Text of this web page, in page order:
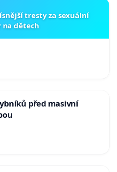
tresty za sexuální
na dětech
před masivní